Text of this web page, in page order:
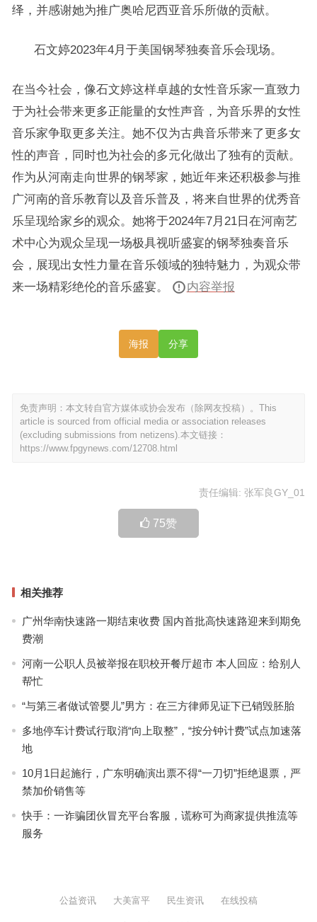
绎，并感谢她为推广奥哈尼西亚音乐所做的贡献。
石文婷2023年4月于美国钢琴独奏音乐会现场。
在当今社会，像石文婷这样卓越的女性音乐家一直致力
于为社会带来更多正能量的女性声音，为音乐界的女性
音乐家争取更多关注。她不仅为古典音乐带来了更多女
性的声音，同时也为社会的多元化做出了独有的贡献。
作为从河南走向世界的钢琴家，她近年来还积极参与推
广河南的音乐教育以及音乐普及，将来自世界的优秀音
乐呈现给家乡的观众。她将于2024年7月21日在河南艺
术中心为观众呈现一场极具视听盛宴的钢琴独奏音乐
会，展现出女性力量在音乐领域的独特魅力，为观众带
来一场精彩绝伦的音乐盛宴。
内容举报
海报 分享
免责声明：本文转自官方媒体或协会发布（除网友投稿）。This
article is sourced from official media or association releases
(excluding submissions from netizens).本文链接：
https://www.fpgynews.com/12708.html
责任编辑: 张军良GY_01
75赞
相关推荐
广州华南快速路一期结束收费 国内首批高快速路迎来到期免
费潮
河南一公职人员被举报在职校开餐厅超市 本人回应：给别人
帮忙
“与第三者做试管婴儿”男方：在三方律师见证下已销毁胚胎
多地停车计费试行取消“向上取整”，“按分钟计费”试点加速落
地
10月1日起施行，广东明确演出票不得“一刀切”拒绝退票，严
禁加价销售等
快手：一诈骗团伙冒充平台客服，谎称可为商家提供推流等
服务
公益资讯 大美富平 民生资讯 在线投稿